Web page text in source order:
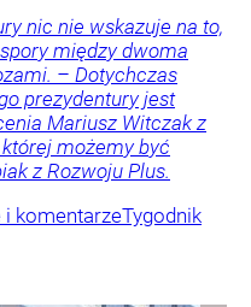
nic nie wskazuje na to,
między dwoma
– Dotychczas
prezydentury jest
Mariusz Witczak z
której możemy być
z Rozwoju Plus.
i komentarzeTygodnik